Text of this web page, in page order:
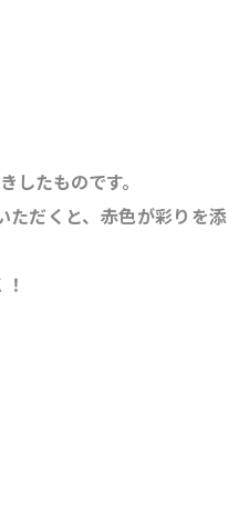
したものです。
だくと、赤色が彩りを添